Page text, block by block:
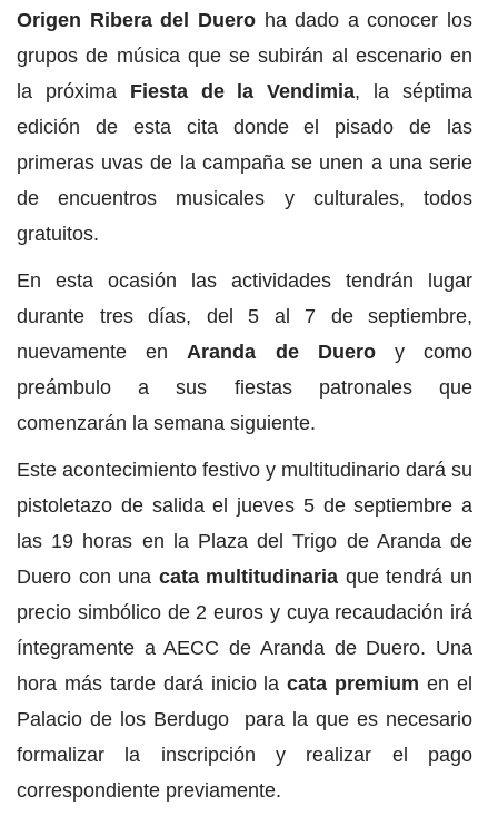
Origen Ribera del Dueroha dado a conocer los
grupos de música que se subirán al escenario en
la próximaFiesta de la Vendimia, la séptima
edición de esta cita donde el pisado de las
primeras uvas de la campaña se unen a una serie
de encuentros musicales y culturales, todos
gratuitos.
En esta ocasión las actividades tendrán lugar
durante tres días, del 5 al 7 de septiembre,
nuevamente enAranda de Dueroy como
preámbulo a sus fiestas patronales que
comenzarán la semana siguiente.
Este acontecimiento festivo y multitudinario dará su
pistoletazo de salida el jueves 5 de septiembre a
las 19 horas en la Plaza del Trigo de Aranda de
Duero con una cata multitudinaria que tendrá un
precio simbólico de 2 euros y cuya recaudación irá
íntegramente a AECC de Aranda de Duero. Una
hora más tarde dará inicio lacata premiumen el
Palacio de los Berdugo para la que es necesario
formalizar la inscripción y realizar el pago
correspondiente previamente.